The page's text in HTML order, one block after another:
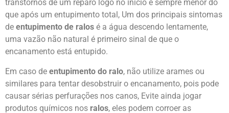
transtornos de um reparo logo no início é sempre menor do
que após um entupimento total, Um dos principais sintomas
de entupimento de ralos é a água descendo lentamente,
uma vazão não natural é primeiro sinal de que o
encanamento está entupido.
Em caso de entupimento do ralo, não utilize arames ou
similares para tentar desobstruir o encanamento, pois pode
causar sérias perfurações nos canos, Evite ainda jogar
produtos químicos nos ralos, eles podem corroer as